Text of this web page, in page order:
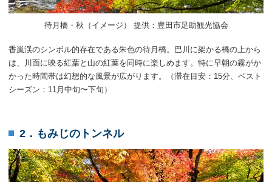
待月橋・秋（イメージ） 提供：豊田市足助観光協会
香嵐渓のシンボル的存在である朱色の待月橋。巴川に架かる橋の上から
は、川面に映る紅葉と山の紅葉を同時に楽しめます。特に早朝の霧がか
かった時間帯は幻想的な風景が広がります。（滞在目安：15分、ベスト
シーズン：11月中旬〜下旬）
2．もみじのトンネル